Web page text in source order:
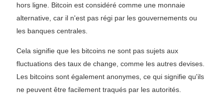
hors ligne. Bitcoin est considéré comme une monnaie
alternative, car il n'est pas régi par les gouvernements ou
les banques centrales.
Cela signifie que les bitcoins ne sont pas sujets aux
fluctuations des taux de change, comme les autres devises.
Les bitcoins sont également anonymes, ce qui signifie qu'ils
ne peuvent être facilement traqués par les autorités.